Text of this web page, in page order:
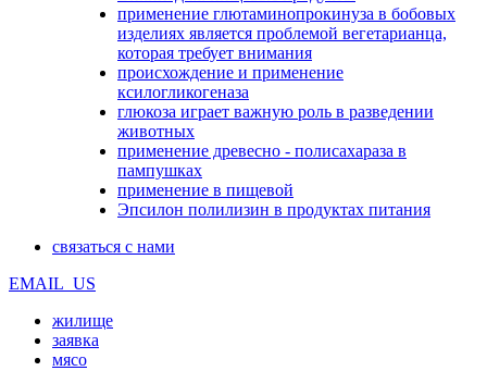
применение глютаминопрокинуза в бобовых
изделиях является проблемой вегетарианца,
которая требует внимания
происхождение и применение
ксилогликогеназа
глюкоза играет важную роль в разведении
животных
применение древесно - полисахараза в
пампушках
применение в пищевой
Эпсилон полилизин в продуктах питания
связаться с нами
EMAIL_US
жилище
заявка
мясо